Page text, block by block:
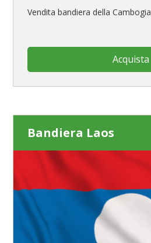
Vendita bandiera della Cambogia
Acquista
Bandiera Laos